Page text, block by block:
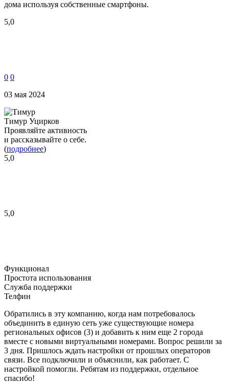
дома используя собственные смартфоны.
5,0
0 0
03 мая 2024
Тимур Уцирков
Проявляйте активность
и рассказывайте о себе.
(подробнее)
5,0
5,0
Функционал
Простота использования
Служба поддержки
Телфин
Обратились в эту компанию, когда нам потребовалось
объединить в единую сеть уже существующие номера
региональных офисов (3) и добавить к ним еще 2 города
вместе с новыми виртуальными номерами. Вопрос решили за
3 дня. Пришлось ждать настройки от прошлых операторов
связи. Все подключили и объяснили, как работает. С
настройкой помогли. Ребятам из поддержки, отдельное
спасибо!